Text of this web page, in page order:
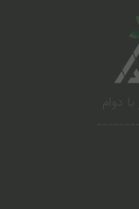
دوام